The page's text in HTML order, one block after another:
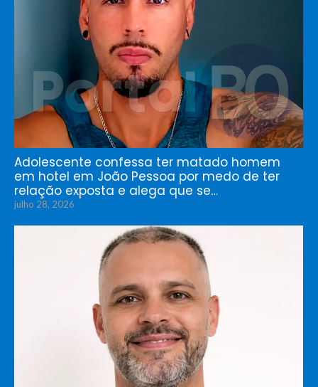
Adolescente confessa ter matado homem
em hotel em João Pessoa por medo de ter
relação exposta e alega que se…
julho 28, 2026